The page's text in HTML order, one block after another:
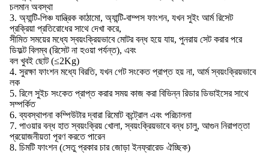
চলমান অবস্থা
3. অ্যান্টি-পিঞ্চ যান্ত্রিক কাঠামো, অ্যান্টি-বাম্পস ফাংশন, যখন সুইং আর্ম রিসেট
প্রক্রিয়া প্রতিরোধের সাথে দেখা করে,
সীমিত সময়ের মধ্যে স্বয়ংক্রিয়ভাবে মোটর বন্ধ হয়ে যায়, পুনরায় সেট করার পরে
ডিফল্ট বিলম্ব (রিসেট না হওয়া পর্যন্ত), এবং
বল খুবই ছোট (≤2Kg)
4. সুরক্ষা ফাংশন মধ্যে বিরতি, যখন গেট সংকেত প্রাপ্ত হয় না, আর্ম স্বয়ংক্রিয়ভাবে
লক
5. রিলে সুইচ সংকেত প্রাপ্ত করার সময় কাজ করা বিভিন্ন রিডার ডিভাইসের সাথে
সম্পর্কিত
6. ব্যবস্থাপনা কম্পিউটার দ্বারা রিমোট কন্ট্রোল এবং পরিচালনা
7. পাওয়ার বন্ধ হাত স্বয়ংক্রিয় খোলা, স্বয়ংক্রিয়ভাবে বন্ধ চালু, আগুন নিরাপত্তা
প্রয়োজনীয়তা পূরণ করতে পারেন
8. চিমটি ফাংশন (সেতু প্রকার চার জোড়া ইনফ্রারেড ঐচ্ছিক)